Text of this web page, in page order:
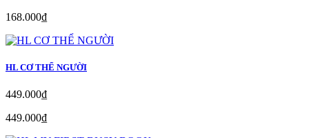
168.000₫
HL CƠ THỂ NGƯỜI
449.000₫
449.000₫